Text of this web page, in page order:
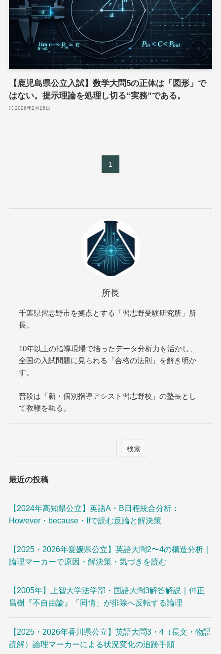
【鹿児島県公立入試】数学大問5の正体は「図形」で
はない。提示理論を処理し切る“実務”である。
2026年2月15日
1
所長
千葉県習志野市を拠点とする「習志野受験研究所」所
長。
10年以上の指導現場で培ったデータ分析力を活かし、
全国の入試問題に見られる「合格の法則」を解き明か
す。
普段は「新・個別指導アシスト習志野校」の塾長とし
て教鞭を執る。
検索
最近の投稿
【2024年高知県公立】英語A・B日程統合分析：
However・because・Ifで読む反論と解決策
【2025・2026年愛媛県公立】英語大問2〜4の構造分析｜
論理マーカーで原因・解決策・気づきを読む
【2005年】上智大学法学部・国語大問3解答解説｜仲正
昌樹『不自由論』「同情」が排除へ反転する論理
【2025・2026年香川県公立】英語大問3・4（長文・物語
読解）論理マーカーによる状況変化の追跡手順